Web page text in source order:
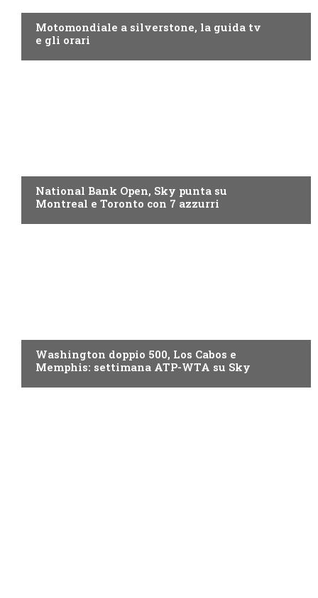
Motomondiale a silverstone, la guida tv
e gli orari
National Bank Open, Sky punta su
Montreal e Toronto con 7 azzurri
Washington doppio 500, Los Cabos e
Memphis: settimana ATP-WTA su Sky